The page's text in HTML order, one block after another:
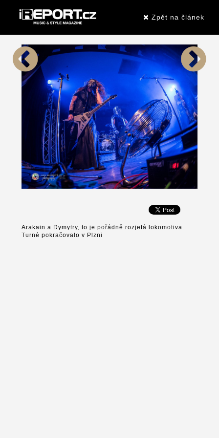
Zpět na článek
Arakain a Dymytry, to je pořádně rozjetá lokomotiva.
Turné pokračovalo v Plzni